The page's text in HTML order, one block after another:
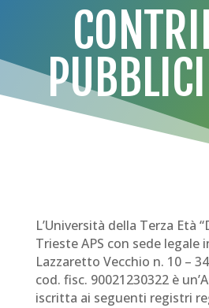
L’Università della Terza Età
Trieste APS con sede legale
Lazzaretto Vecchio n. 10 –
cod. fisc. 90021230322 è
iscritta ai seguenti registri